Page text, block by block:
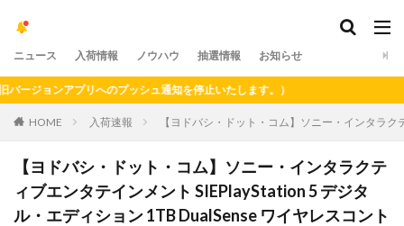
ニュース 入荷情報 ノウハウ 抽選情報 お知らせ
ンアプリへのプッシュ通知を停止いたします。）
HOME 入荷速報 【ヨドバシ・ドット・コム】ソニー・インタラ
【ヨドバシ・ドット・コム】ソニー・インタラクテ
ィブエンタテインメント SIEPlayStation 5 デジタ
ル・エディション 1TB DualSense ワイヤレスコント